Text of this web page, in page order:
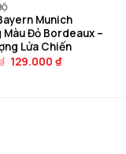
Munich
Đỏ Bordeaux –
Lửa Chiến
Giá
129.000 ₫Giá